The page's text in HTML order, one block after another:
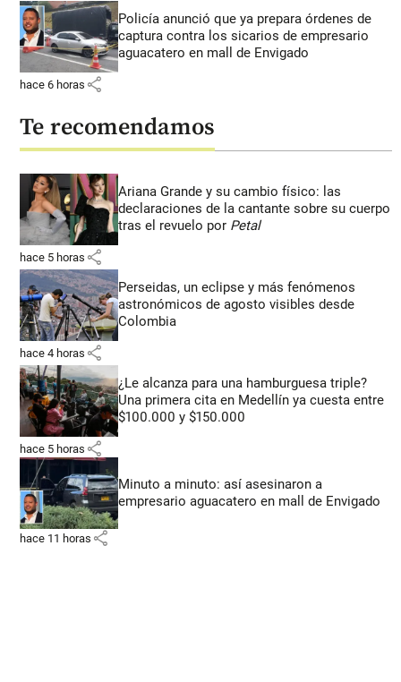
Policía anunció que ya prepara órdenes de
captura contra los sicarios de empresario
aguacatero en mall de Envigado
hace 6 horas share
Te recomendamos
Ariana Grande y su cambio físico: las
declaraciones de la cantante sobre su cuerpo
tras el revuelo por Petal
hace 5 horas share
Perseidas, un eclipse y más fenómenos
astronómicos de agosto visibles desde
Colombia
hace 4 horas share
¿Le alcanza para una hamburguesa triple?
Una primera cita en Medellín ya cuesta entre
$100.000 y $150.000
hace 5 horas share
Minuto a minuto: así asesinaron a
empresario aguacatero en mall de Envigado
hace 11 horas share